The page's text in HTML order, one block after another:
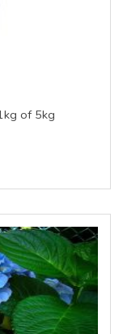
of 5kg